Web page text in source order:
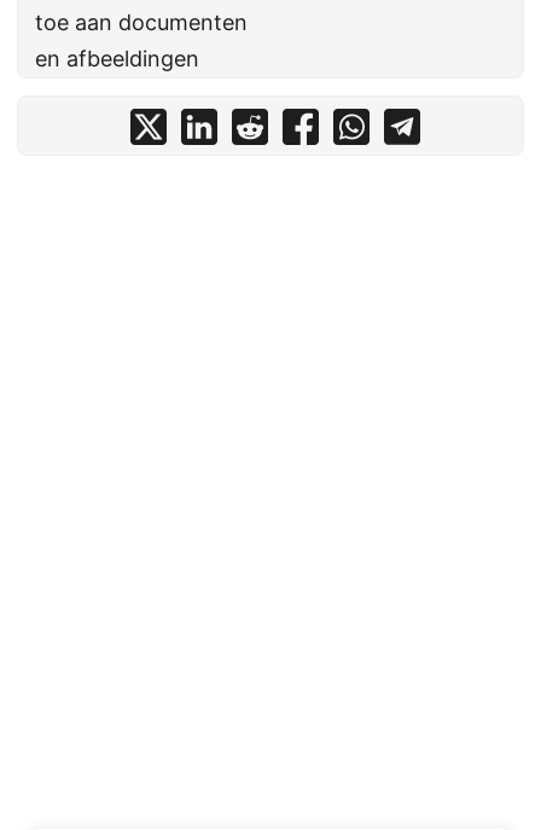
toe aan documenten
en afbeeldingen